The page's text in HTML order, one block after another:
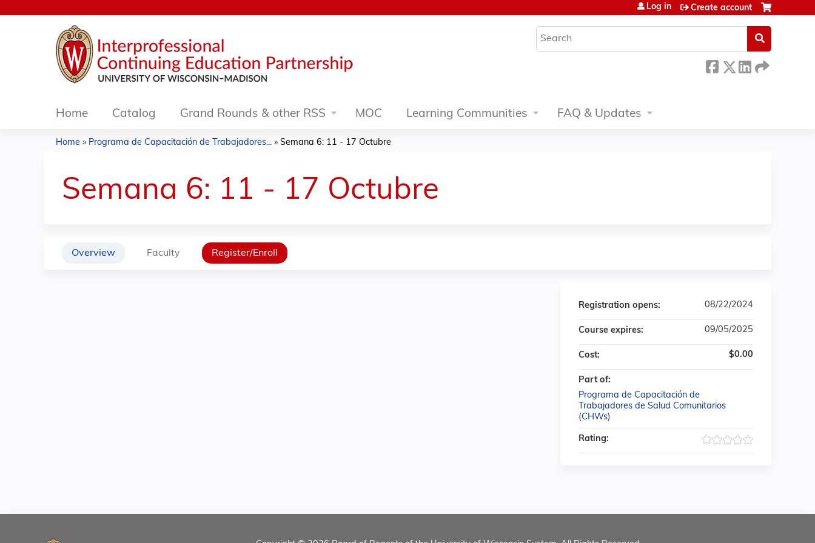
Search
Log in Create account
Home Catalog Grand Rounds & other RSS MOC Learning Communities FAQ & Updates
are
here
Home » Programa de Capacitación de Trabajadores... » Semana 6: 11 - 17 Octubre
Semana 6: 11 - 17 Octubre
Overview Faculty Register/Enroll
Registration opens: 08/22/2024
Course expires: 09/05/2025
Cost: $0.00
Part of:
Programa de Capacitación de
Trabajadores de Salud Comunitarios
(CHWs)
Rating: